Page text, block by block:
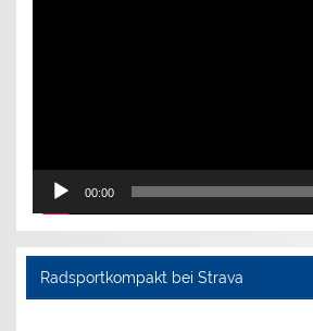
00:00
Radsportkompakt bei Strava